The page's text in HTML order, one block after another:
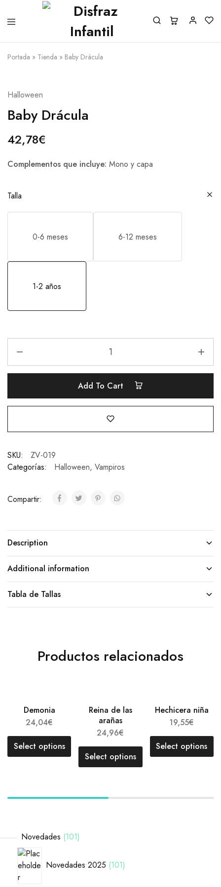
Portada » Tienda » Baby Drácula
Halloween
Baby Drácula
42,78€
Complementos que incluye: Mono y capa
Talla
0-6 meses 6-12 meses
1-2 años
Add To Cart
SKU:
ZV-019
Categorías:
Halloween, Vampiros
Compartir:
Description
Additional information
Tabla de Tallas
Productos relacionados
Demonia
24,04€
Select options
Reina de las
arañas
24,96€
Select options
Hechicera niña
19,55€
Select options
Novedades 101
Novedades 2025 101